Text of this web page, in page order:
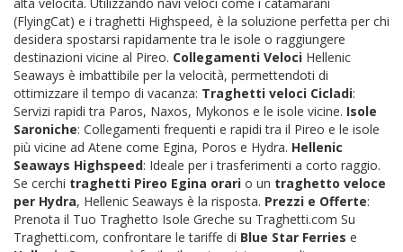
(FlyingCat) e i traghetti Highspeed, è la soluzione perfetta per chi
desidera spostarsi rapidamente tra le isole o raggiungere
destinazioni vicine al Pireo. Collegamenti Veloci Hellenic
Seaways è imbattibile per la velocità, permettendoti di
ottimizzare il tempo di vacanza: Traghetti veloci Cicladi:
Servizi rapidi tra Paros, Naxos, Mykonos e le isole vicine. Isole
Saroniche: Collegamenti frequenti e rapidi tra il Pireo e le isole
più vicine ad Atene come Egina, Poros e Hydra. Hellenic
Seaways Highspeed: Ideale per i trasferimenti a corto raggio.
Se cerchi traghetti Pireo Egina orari o un traghetto veloce
per Hydra, Hellenic Seaways è la risposta. Prezzi e Offerte:
Prenota il Tuo Traghetto Isole Greche su Traghetti.com Su
Traghetti.com, confrontare le tariffe di Blue Star Ferries e